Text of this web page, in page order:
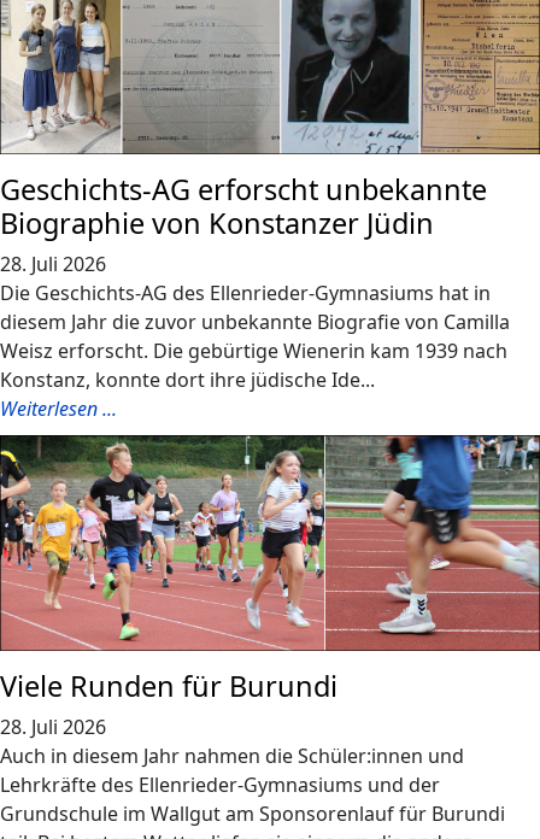
Geschichts-AG erforscht unbekannte
Biographie von Konstanzer Jüdin
28. Juli 2026
Die Geschichts-AG des Ellenrieder-Gymnasiums hat in
diesem Jahr die zuvor unbekannte Biografie von Camilla
Weisz erforscht. Die gebürtige Wienerin kam 1939 nach
Konstanz, konnte dort ihre jüdische Ide...
Weiterlesen ...
Viele Runden für Burundi
28. Juli 2026
Auch in diesem Jahr nahmen die Schüler:innen und
Lehrkräfte des Ellenrieder-Gymnasiums und der
Grundschule im Wallgut am Sponsorenlauf für Burundi